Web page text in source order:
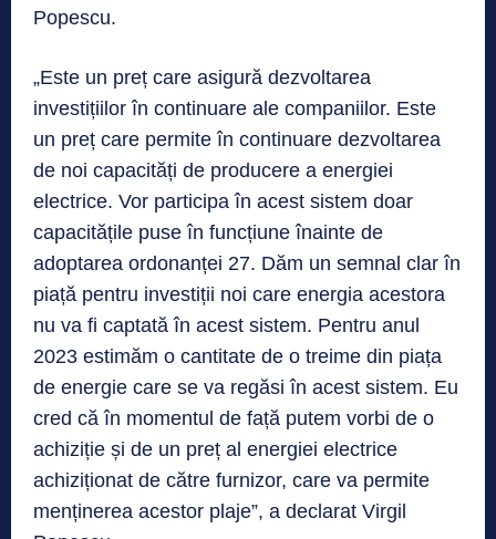
Popescu.
„Este un preț care asigură dezvoltarea
investițiilor în continuare ale companiilor. Este
un preț care permite în continuare dezvoltarea
de noi capacități de producere a energiei
electrice. Vor participa în acest sistem doar
capacitățile puse în funcțiune înainte de
adoptarea ordonanței 27. Dăm un semnal clar în
piață pentru investiții noi care energia acestora
nu va fi captată în acest sistem. Pentru anul
2023 estimăm o cantitate de o treime din piața
de energie care se va regăsi în acest sistem. Eu
cred că în momentul de față putem vorbi de o
achiziție și de un preț al energiei electrice
achiziționat de către furnizor, care va permite
menținerea acestor plaje”, a declarat Virgil